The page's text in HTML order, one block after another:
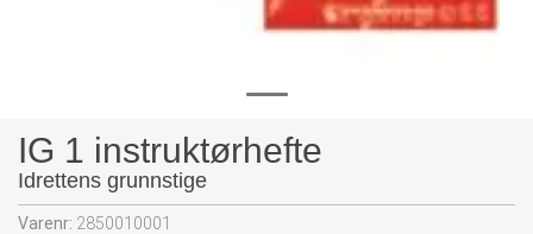
IG 1 instruktørhefte
Idrettens grunnstige
Varenr: 2850010001